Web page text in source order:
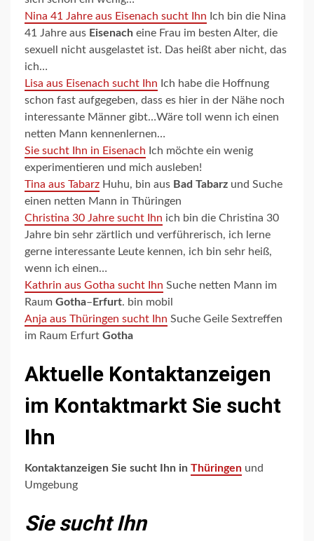
Nina 41 Jahre aus Eisenach sucht Ihn Ich bin die Nina
41 Jahre aus Eisenach eine Frau im besten Alter, die
sexuell nicht ausgelastet ist. Das heißt aber nicht, das
ich…
Lisa aus Eisenach sucht Ihn Ich habe die Hoffnung
schon fast aufgegeben, dass es hier in der Nähe noch
interessante Männer gibt…Wäre toll wenn ich einen
netten Mann kennenlernen…
Sie sucht Ihn in Eisenach Ich möchte ein wenig
experimentieren und mich ausleben!
Tina aus Tabarz Huhu, bin aus Bad Tabarz und Suche
einen netten Mann in Thüringen
Christina 30 Jahre sucht Ihn ich bin die Christina 30
Jahre bin sehr zärtlich und verführerisch, ich lerne
gerne interessante Leute kennen, ich bin sehr heiß,
wenn ich einen…
Kathrin aus Gotha sucht Ihn Suche netten Mann im
Raum Gotha– Erfurt. bin mobil
Anja aus Thüringen sucht Ihn Suche Geile Sextreffen
im Raum Erfurt Gotha
Aktuelle Kontaktanzeigen
im Kontaktmarkt Sie sucht
Ihn
Kontaktanzeigen Sie sucht Ihn in Thüringen und
Umgebung
Sie sucht Ihn